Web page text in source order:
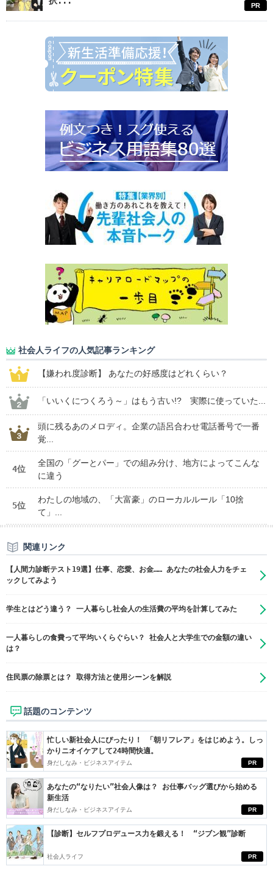
PR
社会人ライフの人気記事ランキング
【嫌われ度診断】 あなたの好感度はどれくらい？
「いいくにつくろう～」はもう古い!? 実際に使っていた...
頭に残るあのメロディ。企業の語呂合わせ電話番号で一番
覚...
4位
全国の「グーとパー」での組み分け、地方によってこんな
に違う
5位
わたしの地域の、「大富豪」のローカルルール「10捨
て」...
関連リンク
【人間力診断テスト19選】仕事、恋愛、お金…… あなたの社会人力をチェ
ックしてみよう
学生とはどう違う？ 一人暮らし社会人の生活費の平均を計算してみた
一人暮らしの食費って平均いくらぐらい？ 社会人と大学生での金額の違い
は？
住民票の除票とは？ 取得方法と使用シーンを解説
話題のコンテンツ
PR
忙しい新社会人にぴったり！ 「朝リフレア」をはじめよう。しっ
かりニオイケアして24時間快適。
身だしなみ・ビジネスアイテム
PR
あなたの“なりたい”社会人像は？ お仕事バッグ選びから始める
新生活
身だしなみ・ビジネスアイテム
PR
【診断】セルフプロデュース力を鍛える！ “ジブン観”診断
社会人ライフ